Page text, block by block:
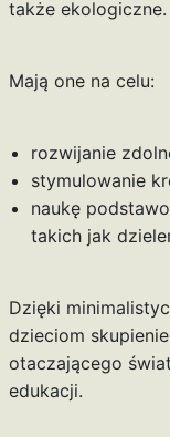
także ekologiczne.
Mają one na celu:
rozwijanie
stymulowanie
naukę
takich jak
Dzięki
dzieciom
otaczającego
edukacji.